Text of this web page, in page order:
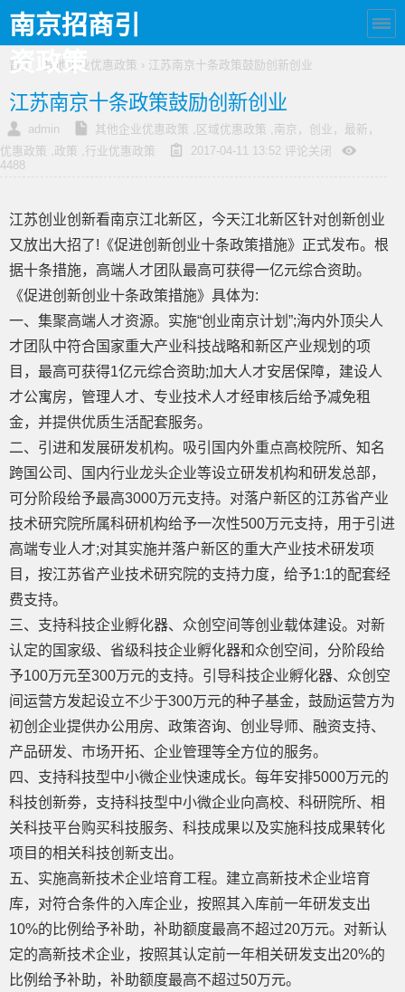
南京招商引
资政策
首页 › 其他企业优惠政策 › 江苏南京十条政策鼓励创新创业
江苏南京十条政策鼓励创新创业
admin 其他企业优惠政策 , 区域优惠政策 , 南京，创业，最新，
优惠政策 , 政策 , 行业优惠政策 2017-04-11 13:52 评论关闭
4488
江苏创业创新看南京江北新区，今天江北新区针对创新创业
又放出大招了!《促进创新创业十条政策措施》正式发布。根
据十条措施，高端人才团队最高可获得一亿元综合资助。
《促进创新创业十条政策措施》具体为:
一、集聚高端人才资源。实施“创业南京计划”;海内外顶尖人
才团队中符合国家重大产业科技战略和新区产业规划的项
目，最高可获得1亿元综合资助;加大人才安居保障，建设人
才公寓房，管理人才、专业技术人才经审核后给予减免租
金，并提供优质生活配套服务。
二、引进和发展研发机构。吸引国内外重点高校院所、知名
跨国公司、国内行业龙头企业等设立研发机构和研发总部，
可分阶段给予最高3000万元支持。对落户新区的江苏省产业
技术研究院所属科研机构给予一次性500万元支持，用于引进
高端专业人才;对其实施并落户新区的重大产业技术研发项
目，按江苏省产业技术研究院的支持力度，给予1:1的配套经
费支持。
三、支持科技企业孵化器、众创空间等创业载体建设。对新
认定的国家级、省级科技企业孵化器和众创空间，分阶段给
予100万元至300万元的支持。引导科技企业孵化器、众创空
间运营方发起设立不少于300万元的种子基金，鼓励运营方为
初创企业提供办公用房、政策咨询、创业导师、融资支持、
产品研发、市场开拓、企业管理等全方位的服务。
四、支持科技型中小微企业快速成长。每年安排5000万元的
科技创新劵，支持科技型中小微企业向高校、科研院所、相
关科技平台购买科技服务、科技成果以及实施科技成果转化
项目的相关科技创新支出。
五、实施高新技术企业培育工程。建立高新技术企业培育
库，对符合条件的入库企业，按照其入库前一年研发支出
10%的比例给予补助，补助额度最高不超过20万元。对新认
定的高新技术企业，按照其认定前一年相关研发支出20%的
比例给予补助，补助额度最高不超过50万元。